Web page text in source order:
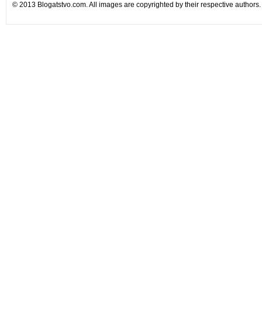
© 2013 Blogatstvo.com. All images are copyrighted by their respective authors.